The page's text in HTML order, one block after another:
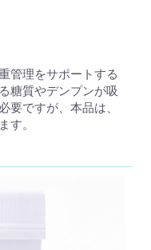
管理をサポートする
糖質やデンプンが吸
要ですが、本品は、
す。